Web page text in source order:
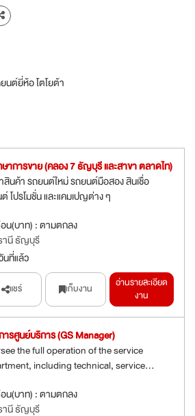
นต์ยี่ห้อ โตโยต้า
าการขาย (คลอง 7 ธัญบุรี และสาขา ตลาดไท)
สินค้า รถยนต์ใหม่ รถยนต์มือสอง สินเชื่อ
โปรโมชั่น และแคมเปญต่าง ๆ
อน(บาท) : ตามตกลง
านี ธัญบุรี
นที่แล้ว
แชร์ เก็บงาน
อ่านรายละเอียด
งาน
รศูนย์บริการ (GS Manager)
the full operation of the service
including technical, service...
อน(บาท) : ตามตกลง
านี ธัญบุรี